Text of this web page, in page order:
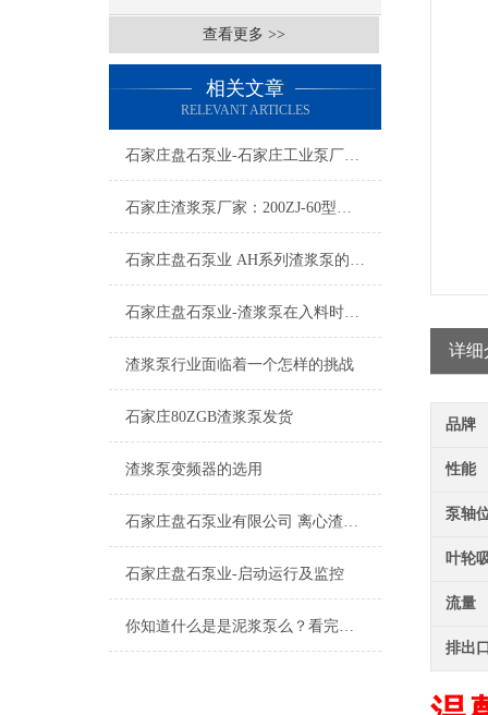
查看更多 >>
相关文章
RELEVANT ARTICLES
石家庄盘石泵业-石家庄工业泵厂家：造成渣浆泵机械泄漏的原因分析
石家庄渣浆泵厂家：200ZJ-60型渣浆泵
石家庄盘石泵业 AH系列渣浆泵的特点及应用
石家庄盘石泵业-渣浆泵在入料时常出现的问题
渣浆泵行业面临着一个怎样的挑战
石家庄80ZGB渣浆泵发货
渣浆泵变频器的选用
石家庄盘石泵业有限公司 离心渣浆泵启动前的检查
石家庄盘石泵业-启动运行及监控
你知道什么是是泥浆泵么？看完本篇你就知道了
详细
品牌
性能
泵轴
叶轮
流量
排出